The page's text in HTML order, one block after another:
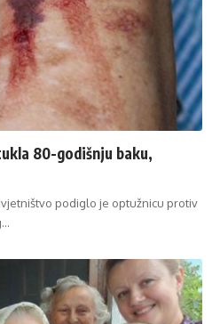
80-godišnju baku,
podiglo je optužnicu protiv
…